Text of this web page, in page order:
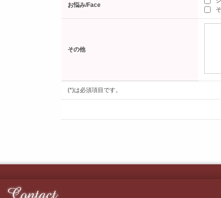
お悩み/Face
その他
(*)は必須項目です。